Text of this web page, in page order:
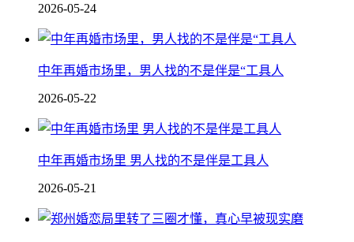
2026-05-24
中年再婚市场里，男人找的不是伴是“工具人
2026-05-22
中年再婚市场里 男人找的不是伴是工具人
2026-05-21